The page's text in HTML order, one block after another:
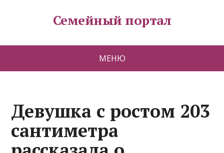
Семейный портал
МЕНЮ
Девушка с ростом 203
сантиметра